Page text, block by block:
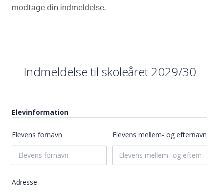
modtage din indmeldelse.